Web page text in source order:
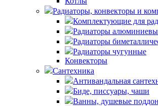
Радиаторы, конвекторы и
Комплектующие для
Радиаторы
Радиаторы
Радиаторы чугунные
Конвекторы
Сантехника
Антивандальная
Биде, писсуары, чаши
Ванны, душевые